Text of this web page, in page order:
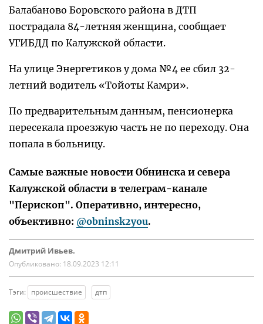
Балабаново Боровского района в ДТП
пострадала 84-летняя женщина, сообщает
УГИБДД по Калужской области.
На улице Энергетиков у дома №4 ее сбил 32-
летний водитель «Тойоты Камри».
По предварительным данным, пенсионерка
пересекала проезжую часть не по переходу. Она
попала в больницу.
Самые важные новости Обнинска и севера
Калужской области в телеграм-канале
"Перископ". Оперативно, интересно,
объективно: @obninsk2you.
Дмитрий Ивьев.
Опубликовано: 18.09.2023 12:11
Тэги: происшествие дтп